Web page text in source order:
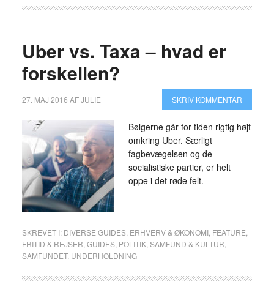
Uber vs. Taxa – hvad er
forskellen?
27. MAJ 2016 AFJULIE SKRIV KOMMENTAR
Bølgerne går for tiden rigtig højt
omkring Uber. Særligt
fagbevægelsen og de
socialistiske partier, er helt
oppe i det røde felt.
SKREVET I: DIVERSE GUIDES, ERHVERV & ØKONOMI, FEATURE
FRITID & REJSER GUIDES, POLITIK, SAMFUND & KULTUR
SAMFUNDET, UNDERHOLDNING